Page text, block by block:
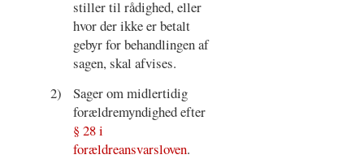
stiller til rådighed, eller
hvor der ikke er betalt
gebyr for behandlingen af
sagen, skal afvises.
2)
Sager om midlertidig
forældremyndighed efter
§ 28 i
forældreansvarsloven.